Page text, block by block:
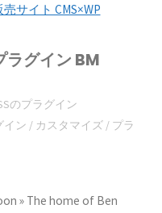
サイト CMS×WP
ラグイン BM
のプラグイン
イン / カスタマイズ/ プラ
» The home of Ben